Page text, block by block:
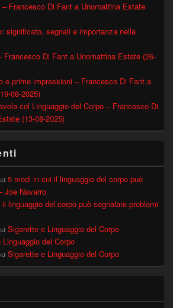
Francesco Di Fant a Unomattina Estate
significato, segnali e importanza nella
Francesco Di Fant a Unomattina Estate (26-
e prime impressioni – Francesco Di Fant a
08-2025)
col Linguaggio del Corpo – Francesco Di
(13-08-2025)
5 modi in cui il linguaggio del corpo può
Joe Navarro
linguaggio del corpo può segnalare problemi
Sigarette e Linguaggio del Corpo
del Corpo
Sigarette e Linguaggio del Corpo